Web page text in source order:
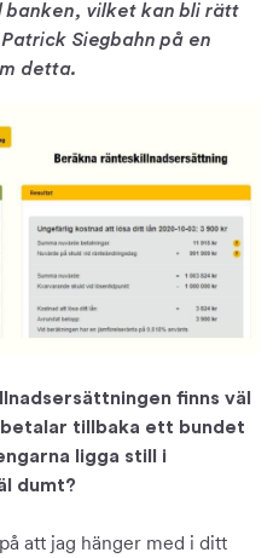
banken, vilket kan bli rätt
Siegbahn på en
detta.
finns väl
betalar tillbaka ett bundet
ligga still i
dumt?
att jag hänger med i ditt